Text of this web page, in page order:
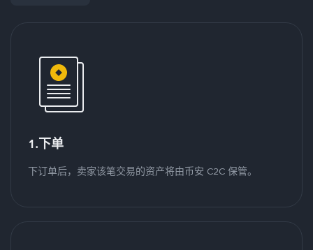
1.下单
下订单后，卖家该笔交易的资产将由币安 C2C 保管。